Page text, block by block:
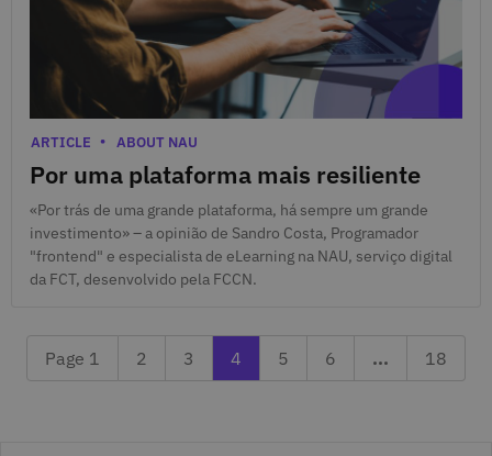
Por uma plataforma mais resiliente
June 23, 2025
Categories
ARTICLE ABOUT NAU
«Por trás de uma grande plataforma, há sempre um grande
investimento» – a opinião de Sandro Costa, Programador
"frontend" e especialista de eLearning na NAU, serviço digital
da FCT, desenvolvido pela FCCN.
Page 1 Page 2
2 Previous page 3
3 Currently reading page 4
4 Next page 5
5 Page 6
6 ... Last
18